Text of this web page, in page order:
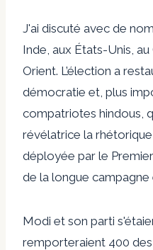
J'ai discuté avec de
Inde, aux États-Unis,
Orient. L’élection a
démocratie et, plus
compatriotes hindous,
révélatrice la
déployée par le
de la longue
Modi et son parti
remporteraient 400